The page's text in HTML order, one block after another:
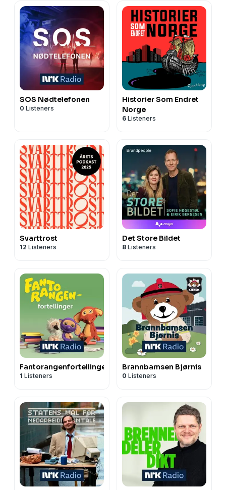
SOS Nødtelefonen
0 Listeners
Historier Som Endret
Norge
6 Listeners
Svarttrost
12 Listeners
Det Store Bildet
8 Listeners
Fantorangenfortellinger
1 Listeners
Brannbamsen Bjørnis
0 Listeners